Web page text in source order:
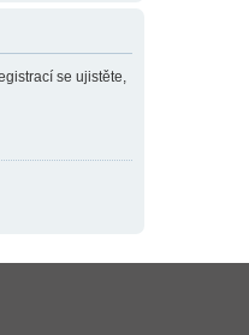
se ujistěte,